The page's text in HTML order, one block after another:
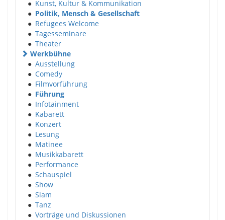
● Kunst, Kultur & Kommunikation
● Politik, Mensch & Gesellschaft
● Refugees Welcome
● Tagesseminare
● Theater
Werkbühne
● Ausstellung
● Comedy
● Filmvorführung
● Führung
● Infotainment
● Kabarett
● Konzert
● Lesung
● Matinee
● Musikkabarett
● Performance
● Schauspiel
● Show
● Slam
● Tanz
● Vorträge und Diskussionen